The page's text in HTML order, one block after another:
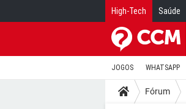
High-Tech Saúde
JOGOS WHATSAPP
Fórum